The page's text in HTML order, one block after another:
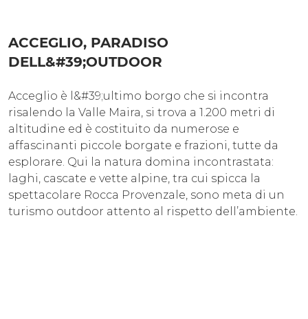
ACCEGLIO, PARADISO
DELL&#39;OUTDOOR
Acceglio è l&#39;ultimo borgo che si incontra
risalendo la Valle Maira, si trova a 1.200 metri di
altitudine ed è costituito da numerose e
affascinanti piccole borgate e frazioni, tutte da
esplorare. Qui la natura domina incontrastata:
laghi, cascate e vette alpine, tra cui spicca la
spettacolare Rocca Provenzale, sono meta di un
turismo outdoor attento al rispetto dell’ambiente.